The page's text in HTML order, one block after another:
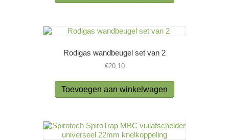
Rodigas wandbeugel set van 2
€20,10
Toevoegen aan winkelwagen